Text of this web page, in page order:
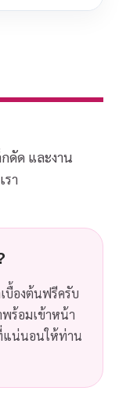
ดัด และงาน
รา
บื้องต้นฟรีครับ
พร้อมเข้าหน้า
แน่นอนให้ท่าน